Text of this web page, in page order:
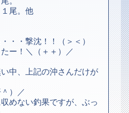
尾。他
・・撃沈！！（＞＜）
ー！＼（＋＋）／
中、上記の沖さんだけが
）／
めない釣果ですが、ぶっ